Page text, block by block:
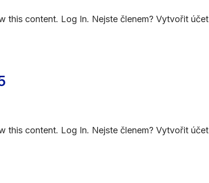
this content. Log In. Nejste členem? Vytvořit účet
this content. Log In. Nejste členem? Vytvořit účet